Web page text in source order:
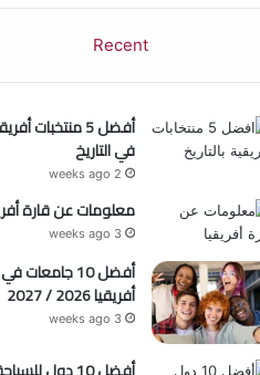
Recent
أفضل 5 منتخبات
في التاريخ
2 weeks ago
معلومات عن قارة
3 weeks ago
أفضل 10 جامعات في
أفريقيا 2026 / 2027
3 weeks ago